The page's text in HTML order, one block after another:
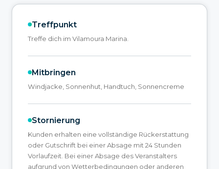
Treffpunkt
Treffe dich im Vilamoura Marina.
Mitbringen
Windjacke, Sonnenhut, Handtuch, Sonnencreme
Stornierung
Kunden erhalten eine vollständige Rückerstattung
oder Gutschrift bei einer Absage mit 24 Stunden
Vorlaufzeit. Bei einer Absage des Veranstalters
aufgrund von Wetterbedingungen oder anderen